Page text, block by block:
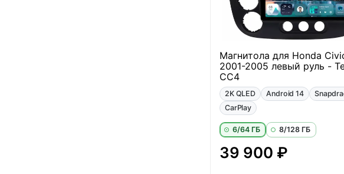
Магнитола для Honda
2001-2005 левый руль -
CC4
2K QLED Android 14
CarPlay
6/64 ГБ 8/128 ГБ
39 900 ₽